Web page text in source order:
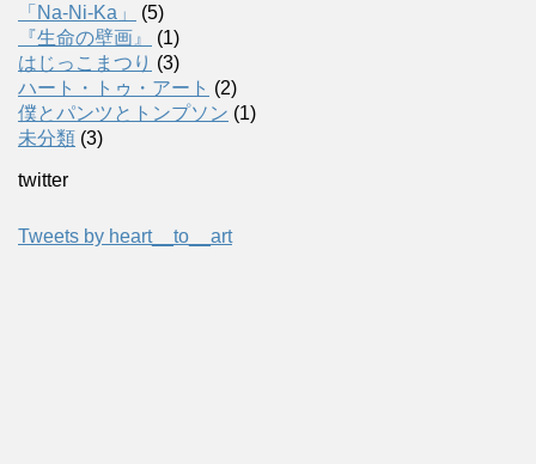
「Na-Ni-Ka」
(5)
『生命の壁画』
(1)
はじっこまつり (3)
ハート・トゥ・アート (2)
僕とパンツとトンプソン (1)
未分類 (3)
twitter
Tweets by heart__to__art